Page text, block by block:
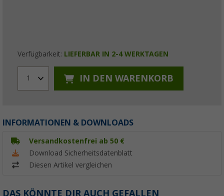
Verfügbarkeit: LIEFERBAR IN 2-4 WERKTAGEN
1 IN DEN WARENKORB
INFORMATIONEN & DOWNLOADS
Versandkostenfrei ab 50 €
Download Sicherheitsdatenblatt
Diesen Artikel vergleichen
DAS KÖNNTE DIR AUCH GEFALLEN